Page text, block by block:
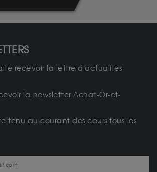
recevoir la lettre d'actualités
la newsletter Achat-Or-et-
tenu au courant des cours tous les